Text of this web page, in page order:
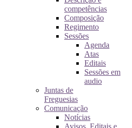
competências
Composição
Regimento
Sessões
Agenda
Atas
Editais
Sessões em
audio
Juntas de
Freguesias
Comunicação
Notícias
Avisos, Editais e